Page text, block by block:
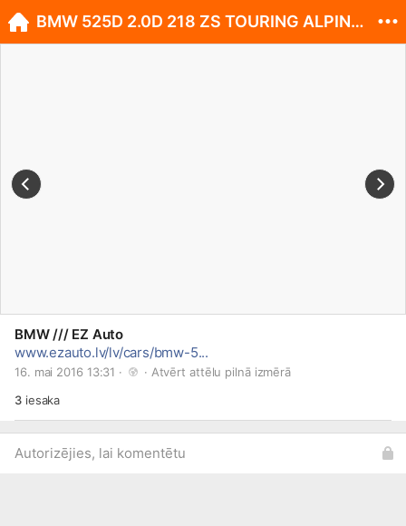
BMW /// EZ Auto
www.ezauto.lv/lv/cars/bmw-5...
16. mai 2016 13:31 · · Atvērt attēlu pilnā izmērā
3iesaka
Autorizējies, lai komentētu
BMW 525D 2.0D 218 ZS TOURING ALPINWEISS 3